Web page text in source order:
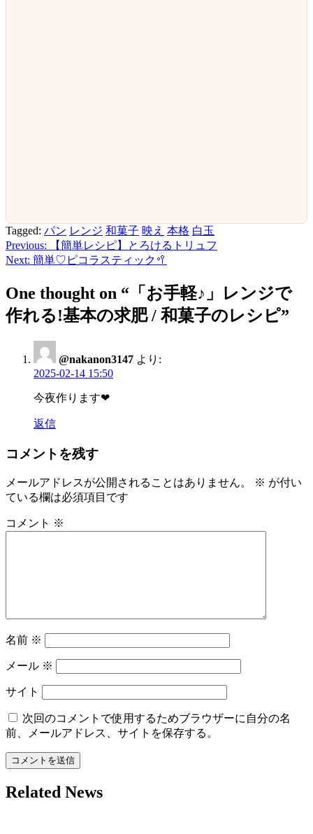
Tagged: パン レンジ 和菓子 映え 本格 白玉
投
ナ
ビ
Previous:
【簡単レシピ】とろけるトリュフ
Next: 簡単♡ピコラスティック🥍
One thought on “ 「お手軽♪」レンジで
作れる!基本の求肥 / 和菓子のレシピ”
@nakanon3147 より:
2025-02-14 15:50
今夜作ります❤
返信
コメントを残す
メールアドレスが公開されることはありません。 ※ が付い
ている欄は必須項目です
コメント ※
名前 ※
メール ※
サイト
次回のコメントで使用するためブラウザーに自分の名
前、メールアドレス、サイトを保存する。
Related News